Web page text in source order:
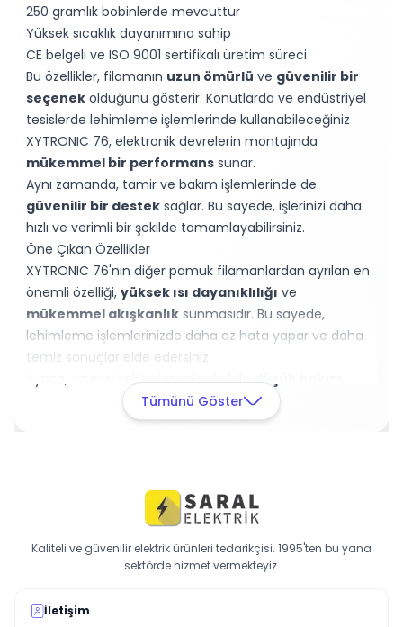
250 gramlık bobinlerde mevcuttur
Yüksek sıcaklık dayanımına sahip
CE belgeli ve ISO 9001 sertifikalı üretim süreci
Bu özellikler, filamanın uzun ömürlü ve güvenilir bir
seçenek olduğunu gösterir. Konutlarda ve endüstriyel
tesislerde lehimleme işlemlerinde kullanabileceğiniz
XYTRONIC 76, elektronik devrelerin montajında
mükemmel bir performans sunar.
Aynı zamanda, tamir ve bakım işlemlerinde de
güvenilir bir destek sağlar. Bu sayede, işlerinizi daha
hızlı ve verimli bir şekilde tamamlayabilirsiniz.
Öne Çıkan Özellikler
XYTRONIC 76'nın diğer pamuk filamanlardan ayrılan en
önemli özelliği, yüksek ısı dayanıklılığı ve
mükemmel akışkanlık sunmasıdır. Bu sayede,
lehimleme işlemlerinizde daha az hata yapar ve daha
temiz sonuçlar elde edersiniz.
Ayrıca, uzun süreli kullanımlarda biledüşük bakım
gerektirir. Hemen XYTRONIC 76 - 1411030 Pamuk
Filamanı'nı sepete ekleyin ve projelerinizi profesyonel bir
Tümünü Göster
Kaliteli ve güvenilir elektrik ürünleri tedarikçisi. 1995'ten bu yana
sektörde hizmet vermekteyiz.
İletişim